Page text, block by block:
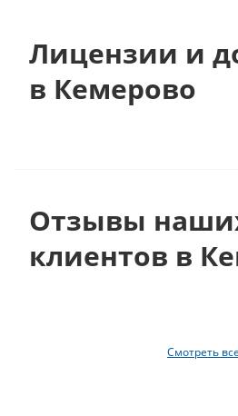
Лицензии и
в Кемерово
Отзывы
клиентов в
Смотреть все